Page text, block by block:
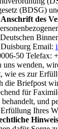
(BDSG)
des
Email:
50 Telefax:
uns wenden,
wie es zur
die Briefpost
für
und
Ihres